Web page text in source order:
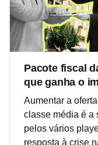
Pacote fiscal
que ganha o
Aumentar a
classe média é a
pelos vários
resposta à crise